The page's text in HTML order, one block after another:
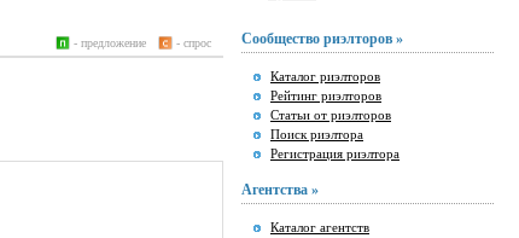
- спрос
- предложение Сообщество риэлторов »
Каталог риэлторов
Рейтинг риэлторов
Статьи от риэлторов
Поиск риэлтора
Регистрация риэлтора
Агентства »
Каталог агентств